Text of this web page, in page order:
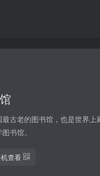
古老的图书馆，也是世界上
书馆。
查看